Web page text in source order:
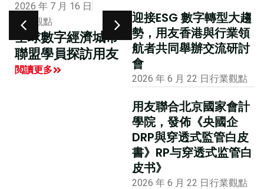
2026 年 7 月 16 日
行業觀點
全球數字經濟城市
聯盟學員探訪用友
閲讀更多
市場活動
大公報專版報道用
友聯合主辦的國際
財務及會計數智化
創新峰會
閲讀更多
迎接ESG 數字轉型大趨
勢，用友香港與行業領
航者共同舉辦交流研討
會
2026 年 6 月 22 日 行業觀點
用友聯合北京國家會計
學院，發佈《央國企
DRP與穿透式監管白皮
書》RP与穿透式监管白
皮书》
2026 年 6 月 22 日 行業觀點